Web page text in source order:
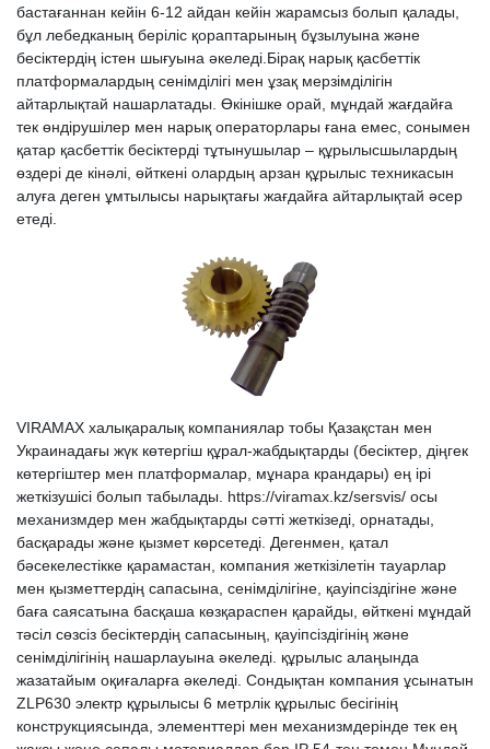
бастағаннан кейін 6-12 айдан кейін жарамсыз болып қалады,
бұл лебедканың беріліс қораптарының бұзылуына және
бесіктердің істен шығуына әкеледі.Бірақ нарық қасбеттік
платформалардың сенімділігі мен ұзақ мерзімділігін
айтарлықтай нашарлатады. Өкінішке орай, мұндай жағдайға
тек өндірушілер мен нарық операторлары ғана емес, сонымен
қатар қасбеттік бесіктерді тұтынушылар – құрылысшылардың
өздері де кінәлі, өйткені олардың арзан құрылыс техникасын
алуға деген ұмтылысы нарықтағы жағдайға айтарлықтай әсер
етеді.
VIRAMAX халықаралық компаниялар тобы Қазақстан мен
Украинадағы жүк көтергіш құрал-жабдықтарды (бесіктер, діңгек
көтергіштер мен платформалар, мұнара крандары) ең ірі
жеткізушісі болып табылады. https://viramax.kz/sersvis/ осы
механизмдер мен жабдықтарды сәтті жеткізеді, орнатады,
басқарады және қызмет көрсетеді. Дегенмен, қатал
бәсекелестікке қарамастан, компания жеткізілетін тауарлар
мен қызметтердің сапасына, сенімділігіне, қауіпсіздігіне және
баға саясатына басқаша көзқараспен қарайды, өйткені мұндай
тәсіл сөзсіз бесіктердің сапасының, қауіпсіздігінің және
сенімділігінің нашарлауына әкеледі. құрылыс алаңында
жазатайым оқиғаларға әкеледі. Сондықтан компания ұсынатын
ZLP630 электр құрылысы 6 метрлік құрылыс бесігінің
конструкциясында, элементтері мен механизмдерінде тек ең